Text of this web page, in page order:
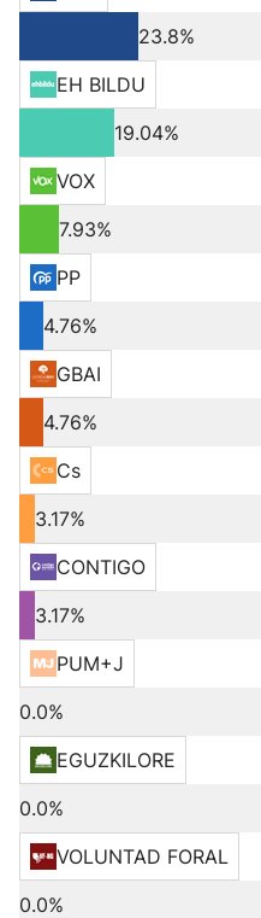
23.8%
EH BILDU
19.04%
VOX
7.93%
PP
4.76%
GBAI
4.76%
Cs
3.17%
CONTIGO
3.17%
PUM+J
0.0%
EGUZKILORE
0.0%
VOLUNTAD FORAL
0.0%